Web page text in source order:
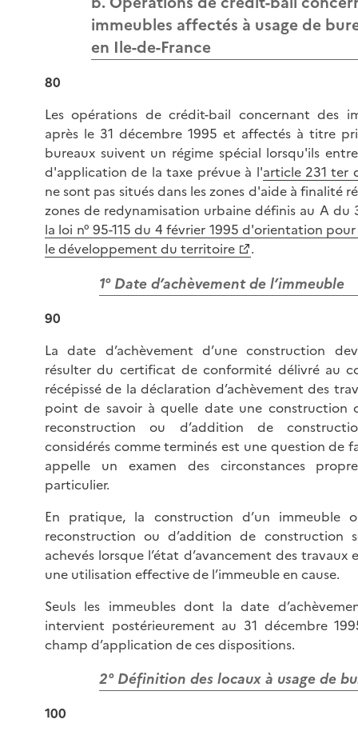
immeubles affectés à usage de
en Ile-de-France
80
Les opérations de crédit-bail concernant des
après le 31 décembre 1995 et affectés à titre
bureaux suivent un régime spécial lorsqu'ils
d'application de la taxe prévue à l'article 231 ter
ne sont pas situés dans les zones d'aide à finalité
zones de redynamisation urbaine définis au A du
la loi n° 95-115 du 4 février 1995 d'orientation
le développement du territoire
.
1° Date d’achèvement de l’immeuble
90
La date d’achèvement d’une construction
résulter du certificat de conformité délivré au
récépissé de la déclaration d’achèvement des
point de savoir à quelle date une construction
reconstruction ou d’addition de
considérés comme terminés est une question de
appelle un examen des circonstances
particulier.
En pratique, la construction d’un immeuble
reconstruction ou d’addition de construction
achevés lorsque l’état d’avancement des travaux
une utilisation effective de l’immeuble en cause.
Seuls les immeubles dont la date
intervient postérieurement au 31 décembre
champ d’application de ces dispositions.
2° Définition des locaux à usage de
100